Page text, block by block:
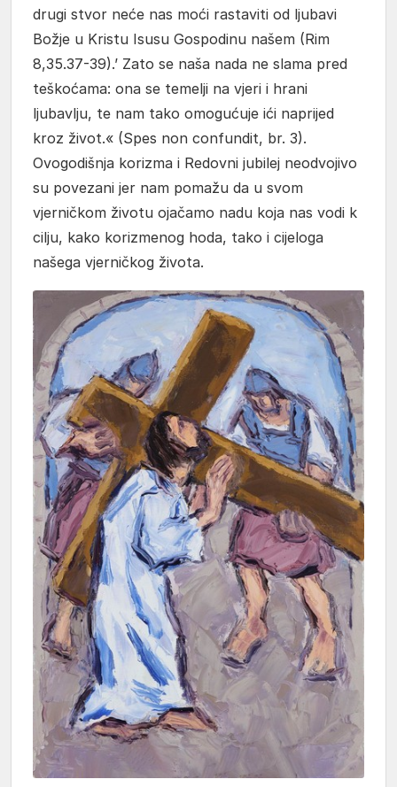
drugi stvor neće nas moći rastaviti od ljubavi
Božje u Kristu Isusu Gospodinu našem (Rim
8,35.37-39).’ Zato se naša nada ne slama pred
teškoćama: ona se temelji na vjeri i hrani
ljubavlju, te nam tako omogućuje ići naprijed
kroz život.« (Spes non confundit, br. 3).
Ovogodišnja korizma i Redovni jubilej neodvojivo
su povezani jer nam pomažu da u svom
vjerničkom životu ojačamo nadu koja nas vodi k
cilju, kako korizmenog hoda, tako i cijeloga
našega vjerničkog života.